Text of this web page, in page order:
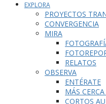
EXPLORA
PROYECTOS
CONVERGENCIA
MIRA
RELATOS
OBSERVA
ENTÉRATE
MÁS
CORTOS